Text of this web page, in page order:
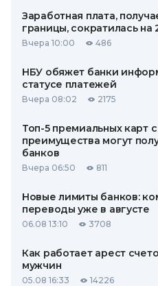
Заработная плата,
границы, сократилась на
Вчера 10:00 486
НБУ обяжет банки
статусе платежей
Вчера 08:02 2175
Топ-5 премиальных карт
преимущества могут
банков
Вчера 06:50 811
Новые лимиты банков:
переводы уже в августе
06.08 13:10 3708
Как работает арест
мужчин
05.08 16:33 14226